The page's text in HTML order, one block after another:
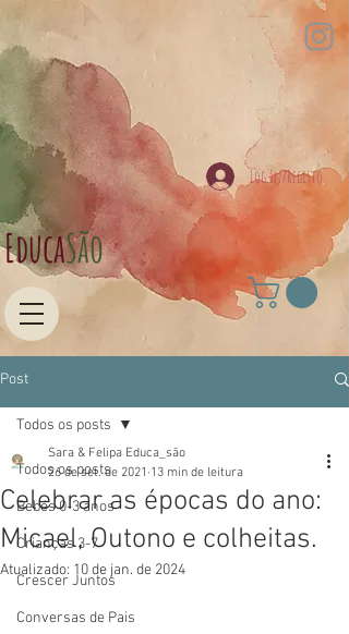
Log In/Registo
Educa​São
Post
Todos os posts
Bebés 0-3 anos
Crianças 3-7
Crescer Juntos
Conversas de Pais
Todos os posts
Celebrar as épocas do ano:
Micael, Outono e colheitas.
Sara & Felipa Educa_são
26 de set. de 2021 13 min de leitura
Atualizado: 10 de jan. de 2024